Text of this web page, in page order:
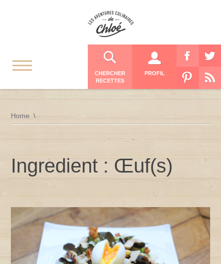
CHERCHER
RECETTES
PROFIL
Home
Ingredient : Œuf(s)